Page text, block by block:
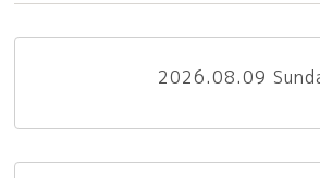
2026.08.09